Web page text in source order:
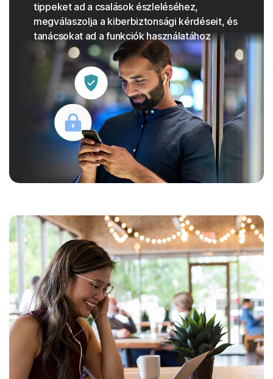
tippeket ad a csalások észleléséhez,
megválaszolja a kiberbiztonsági kérdéseit, és
tanácsokat ad a funkciók használatához